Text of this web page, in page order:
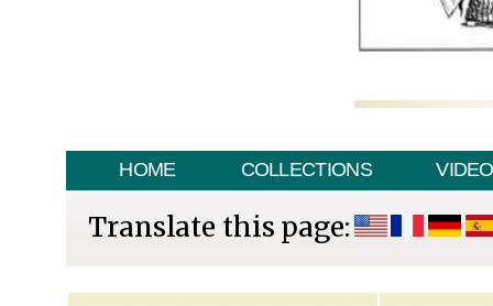
HOME COLLECTIONS VIDEO
Translate this page: